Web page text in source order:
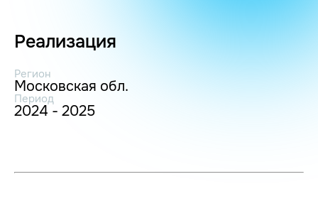
Реализация
Регион
Московская обл.
Период
2024 - 2025